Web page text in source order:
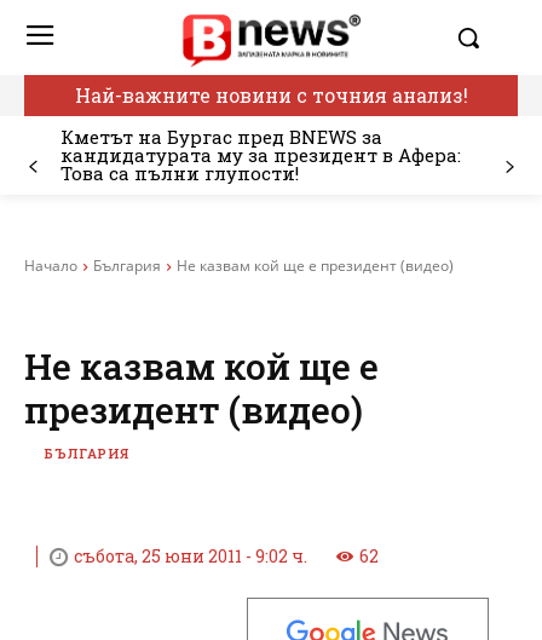
Най-важните новини с точния анализ!
Кметът на Бургас пред BNEWS за
кандидатурата му за президент в Афера:
Това са пълни глупости!
Начало България Не казвам кой ще е президент (видео)
Не казвам кой ще е
президент (видео)
БЪЛГАРИЯ
събота, 25 юни 2011 - 9:02 ч. 62